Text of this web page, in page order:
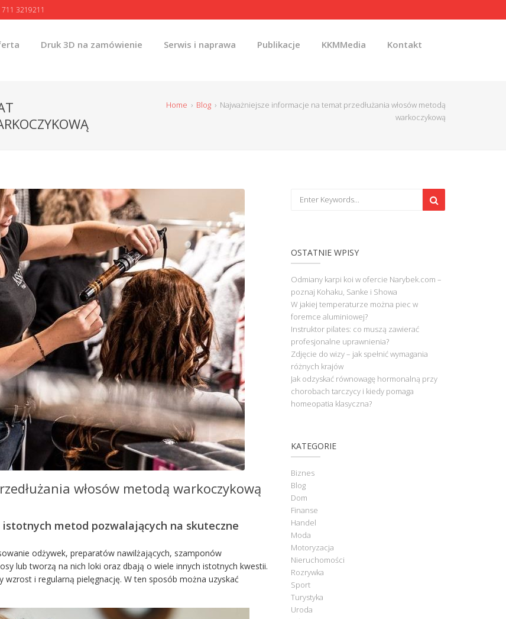
711 3219211
Druk 3D na zamówienie Serwis i naprawa Publikacje KKMMedia Kontakt
Home › Blog › Najważniejsze informacje na temat przedłużania włosów metodą
warkoczykową
włosów metodą warkoczykową
metod pozwalających na skuteczne
odżywek, preparatów nawilżających, szamponów
lub tworzą na nich loki oraz dbają o wiele innych istotnych kwestii.
wzrost i regularną pielęgnację. W ten sposób można uzyskać
OSTATNIE WPISY
Odmiany karpi koi w ofercie Narybek.com –
poznaj Kohaku, Sanke i Showa
W jakiej temperaturze można piec w
foremce aluminiowej?
Instruktor pilates: co muszą zawierać
profesjonalne uprawnienia?
Zdjęcie do wizy – jak spełnić wymagania
różnych krajów
Jak odzyskać równowagę hormonalną przy
chorobach tarczycy i kiedy pomaga
homeopatia klasyczna?
KATEGORIE
Biznes
Blog
Dom
Finanse
Handel
Moda
Motoryzacja
Nieruchomości
Rozrywka
Sport
Turystyka
Uroda